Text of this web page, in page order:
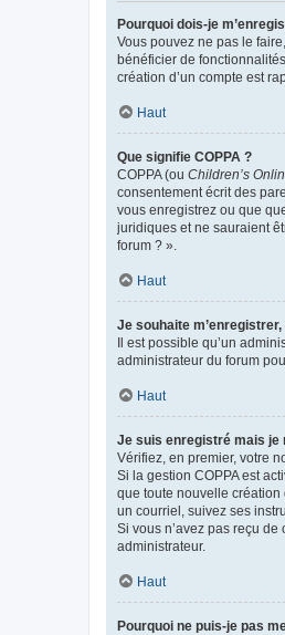
Pourquoi dois-je
Vous pouvez ne pas le
bénéficier de
création d’un compte est
Haut
Que signifie COPPA ?
COPPA (ou Children’s
consentement écrit des
vous enregistrez ou que
juridiques et ne sauraient
forum ? ».
Haut
Je souhaite
Il est possible qu’un
administrateur du forum
Haut
Je suis enregistré mais je
Vérifiez, en premier, votre
Si la gestion COPPA est
que toute nouvelle création
un courriel, suivez ses
Si vous n’avez pas reçu
administrateur.
Haut
Pourquoi ne puis-je pas